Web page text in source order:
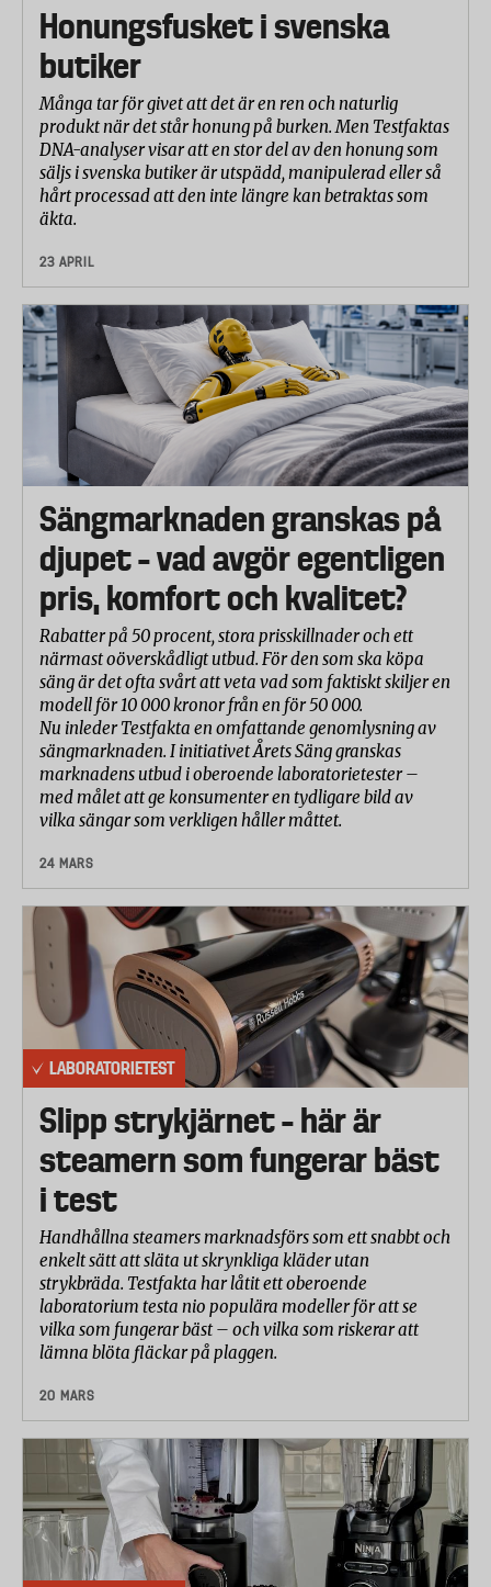
Honungsfusket i svenska
butiker
Många tar för givet att det är en ren och naturlig
produkt när det står honung på burken. Men Testfaktas
DNA-analyser visar att en stor del av den honung som
säljs i svenska butiker är utspädd, manipulerad eller så
hårt processad att den inte längre kan betraktas som
äkta.
23 APRIL
Sängmarknaden granskas på
djupet – vad avgör egentligen
pris, komfort och kvalitet?
Rabatter på 50 procent, stora prisskillnader och ett
närmast oöverskådligt utbud. För den som ska köpa
säng är det ofta svårt att veta vad som faktiskt skiljer en
modell för 10 000 kronor från en för 50 000.
Nu inleder Testfakta en omfattande genomlysning av
sängmarknaden. I initiativet Årets Säng granskas
marknadens utbud i oberoende laboratorietester –
med målet att ge konsumenter en tydligare bild av
vilka sängar som verkligen håller måttet.
24 MARS
LABORATORIETEST
Slipp strykjärnet – här är
steamern som fungerar bäst
i test
Handhållna steamers marknadsförs som ett snabbt och
enkelt sätt att släta ut skrynkliga kläder utan
strykbräda. Testfakta har låtit ett oberoende
laboratorium testa nio populära modeller för att se
vilka som fungerar bäst – och vilka som riskerar att
lämna blöta fläckar på plaggen.
20 MARS